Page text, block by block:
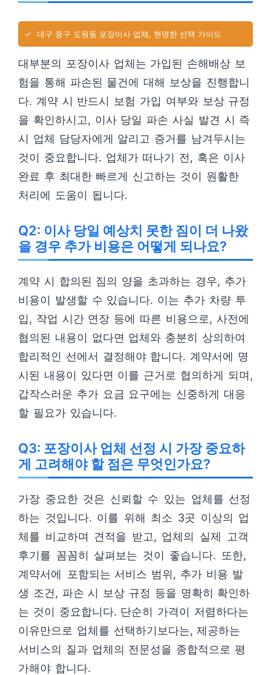
✓ 대구 중구 도원동 포장이사 업체, 현명한 선택 가이드
대부분의 포장이사 업체는 가입된 손해배상 보
험을 통해 파손된 물건에 대해 보상을 진행합니
다. 계약 시 반드시 보험 가입 여부와 보상 규정
을 확인하시고, 이사 당일 파손 사실 발견 시 즉
시 업체 담당자에게 알리고 증거를 남겨두시는
것이 중요합니다. 업체가 떠나기 전, 혹은 이사
완료 후 최대한 빠르게 신고하는 것이 원활한
처리에 도움이 됩니다.
Q2: 이사 당일 예상치 못한 짐이 더 나왔
을 경우 추가 비용은 어떻게 되나요?
계약 시 합의된 짐의 양을 초과하는 경우, 추가
비용이 발생할 수 있습니다. 이는 추가 차량 투
입, 작업 시간 연장 등에 따른 비용으로, 사전에
협의된 내용이 없다면 업체와 충분히 상의하여
합리적인 선에서 결정해야 합니다. 계약서에 명
시된 내용이 있다면 이를 근거로 협의하게 되며,
갑작스러운 추가 요금 요구에는 신중하게 대응
할 필요가 있습니다.
Q3: 포장이사 업체 선정 시 가장 중요하
게 고려해야 할 점은 무엇인가요?
가장 중요한 것은 신뢰할 수 있는 업체를 선정
하는 것입니다. 이를 위해 최소 3곳 이상의 업
체를 비교하며 견적을 받고, 업체의 실제 고객
후기를 꼼꼼히 살펴보는 것이 좋습니다. 또한,
계약서에 포함되는 서비스 범위, 추가 비용 발
생 조건, 파손 시 보상 규정 등을 명확히 확인하
는 것이 중요합니다. 단순히 가격이 저렴하다는
이유만으로 업체를 선택하기보다는, 제공하는
서비스의 질과 업체의 전문성을 종합적으로 평
가해야 합니다.